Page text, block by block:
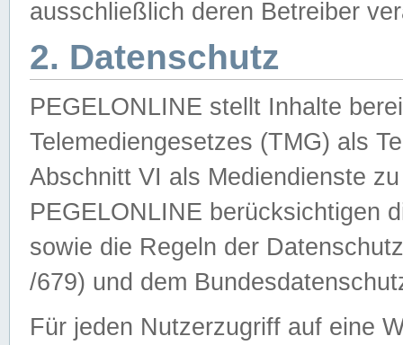
ausschließlich deren Betreiber
2. Datenschutz
PEGELONLINE stellt Inhalte
Telemediengesetzes (TMG) als
Abschnitt VI als Mediendienste
PEGELONLINE berücksichtigen
sowie die Regeln der
/679) und dem
Für jeden Nutzerzugriff auf eine